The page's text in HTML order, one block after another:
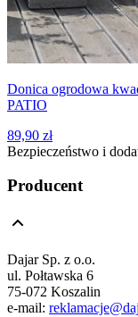
Donica ogrodowa
PATIO
89,90 zł
Bezpieczeństwo i
Producent
Dajar Sp. z o.o.
ul. Połtawska 6
75-072 Koszalin
e-mail: